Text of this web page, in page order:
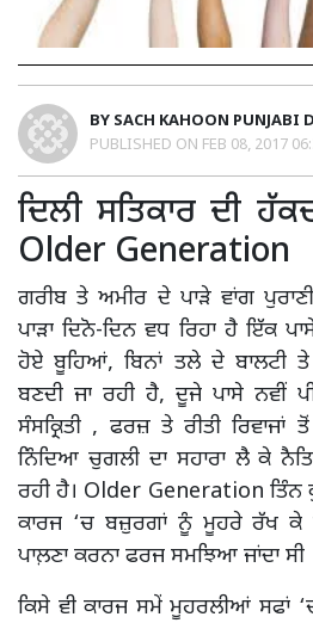
BY SACH KAHOON PUNJABI
PUBLISHED ON FEB 08, 2017
ਦਿਲੀ ਸਤਿਕਾਰ ਦੀ
Older Generation
ਗਰੀਬ ਤੇ ਅਮੀਰ ਦੇ ਪਾੜੇ ਵਾਂਗ
ਪਾੜਾ ਦਿਨੋ-ਦਿਨ ਵਧ ਰਿਹਾ ਹੈ ਇੱਕ
ਹੋਏ ਬੂਹਿਆਂ, ਬਿਨਾਂ ਤਲੇ ਦੇ ਬਾਲਟੀ
ਬਣਦੀ ਜਾ ਰਹੀ ਹੈ, ਦੂਜੇ ਪਾਸੇ ਨਵੀਂ
ਸੰਸਕ੍ਰਿਤੀ , ਫਰਜ਼ ਤੇ ਰੀਤੀ
ਨਿੰਦਿਆ ਚੁਗਲੀ ਦਾ ਸਹਾਰਾ ਲੈ ਕੇ
ਰਹੀ ਹੈ। Older Generation ਤਿੰਨ
ਕਾਰਜ ‘ਚ ਬਜ਼ੁਰਗਾਂ ਨੂੰ ਮੂਹਰੇ ਰੱਖ ਕੇ
ਪਾਲ਼ਣਾ ਕਰਨਾ ਫਰਜ ਸਮਝਿਆ ਜਾਂਦਾ ਸੀ
ਕਿਸੇ ਵੀ ਕਾਰਜ ਸਮੇਂ ਮੂਹਰਲੀਆਂ ਸਫਾਂ